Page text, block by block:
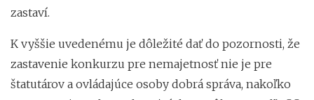
zastaví.
K vyššie uvedenému je dôležité dať do pozornosti, že
zastavenie konkurzu pre nemajetnosť nie je pre
štatutárov a ovládajúce osoby dobrá správa, nakoľko